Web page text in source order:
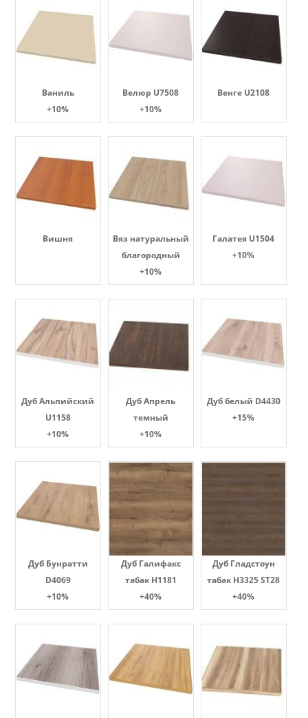
Ваниль
+10%
Велюр U7508
+10%
Венге U2108
Вишня
Вяз натуральный
благородный
+10%
Галатея U1504
+10%
Дуб Альпийский
U1158
+10%
Дуб Апрель
темный
+10%
Дуб белый D4430
+15%
Дуб Бунратти
D4069
+10%
Дуб Галифакс
табак Н1181
+40%
Дуб Гладстоун
табак H3325 ST28
+40%